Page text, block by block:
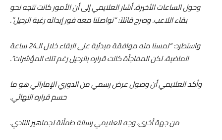
​وحول الساعات الأخيرة، أشار العلايمي إلى أن الأمور كانت تتجه نحو
بقاء اللاعب. وصرح قائلاً: “تواصلنا معه فور إبدائه رغبة الرحيل”.
واستطرد: “لمسنا منه موافقة مبدئية على البقاء خلال الـ24 ساعة
الماضية، لكن المفاجأة كانت قراره بالرحيل رغم تلك المؤشرات”.
وأكد العلايمي أن وصول عرض رسمي من الدوري الإماراتي هو ما
حسم قراره النهائي.
​من جهة أخرى، وجه العلايمي رسالة طمأنة لجماهير النادي.